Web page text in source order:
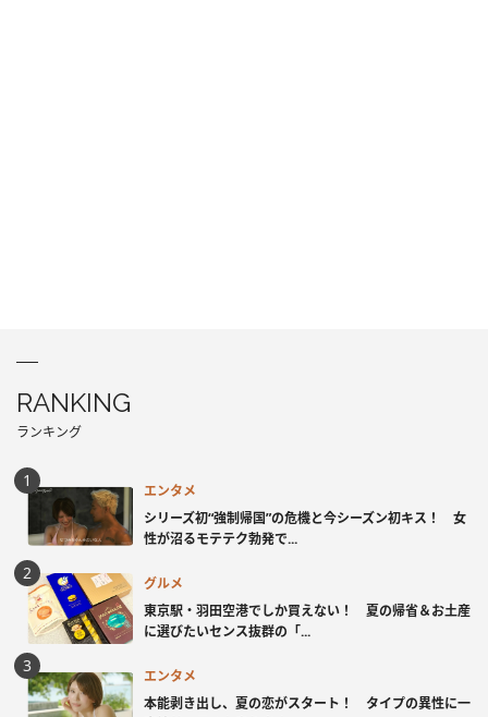
RANKING
ランキング
エンタメ
シリーズ初“強制帰国”の危機と今シーズン初キス！ 女
性が沼るモテテク勃発で...
グルメ
東京駅・羽田空港でしか買えない！ 夏の帰省＆お土産
に選びたいセンス抜群の「...
エンタメ
本能剥き出し、夏の恋がスタート！ タイプの異性に一